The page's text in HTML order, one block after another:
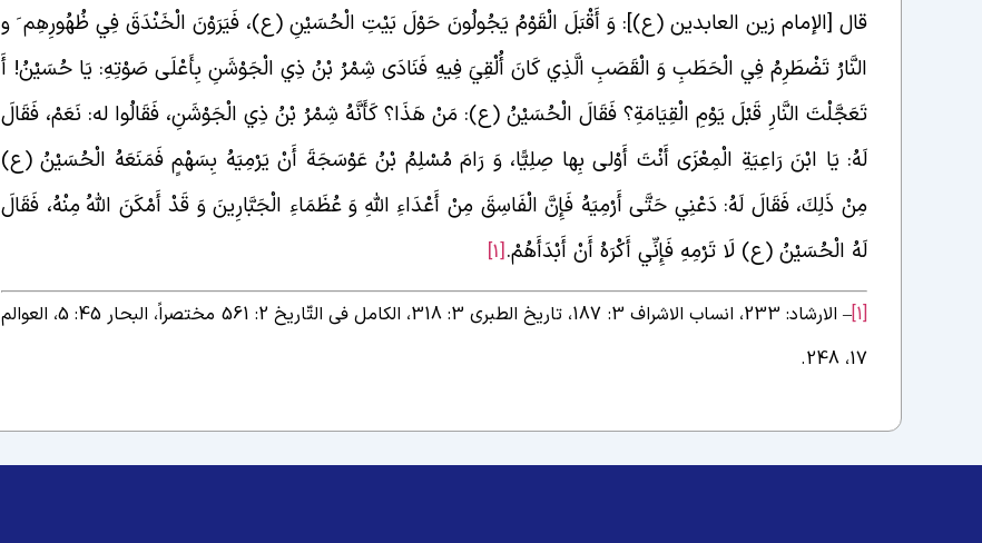
قال [الإمام زین العابدین (ع)]: وَ أَقْبَلَ الْقَوْمُ يَجُولُونَ حَوْلَ بَيْتِ الْحُسَيْنِ (ع)، فَيَرَوْنَ الْخَنْدَقَ فِي ظُهُورِهِم‏ َ و
النَّارُ تَضْطَرِمُ فِي الْحَطَبِ وَ الْقَصَبِ الَّذِي كَانَ أُلْقِيَ فِيهِ فَنَادَى شِمْرُ بْنُ ذِي الْجَوْشَنِ بِأَعْلَى صَوْتِهِ: يَا حُسَيْنُ! أَ
تَعَجَّلْتَ النَّارِ قَبْلَ يَوْمِ الْقِيَامَةِ؟ فَقَالَ الْحُسَيْنُ (ع): مَنْ هَذَا؟ كَأَنَّهُ شِمْرُ بْنُ ذِي الْجَوْشَنِ، فَقَالُوا له: نَعَمْ، فَقَالَ
لَهُ: يَا ابْنَ رَاعِيَةِ الْمِعْزَى أَنْتَ أَوْلى‏ بِها صِلِيًّا، وَ رَامَ مُسْلِمُ بْنُ عَوْسَجَةَ أَنْ يَرْمِيَهُ بِسَهْمٍ فَمَنَعَهُ الْحُسَيْنُ (ع)
مِنْ ذَلِكَ، فَقَالَ لَهُ: دَعْنِي حَتَّى أَرْمِيَهُ فَإِنَّ الْفَاسِقَ مِنْ أَعْدَاءِ اللَّهِ وَ عُظَمَاءِ الْجَبَّارِينَ وَ قَدْ أَمْكَنَ اللَّهُ مِنْهُ، فَقَالَ
لَهُ الْحُسَيْنُ (ع) لَا تَرْمِهِ فَإِنِّي أَكْرَهُ أَنْ أَبْدَأَهُمْ.[1]
[1]
– الارشاد: 233، انساب الاشراف 3: 187، تاریخ الطبری 3: 318، الکامل فی التّاریخ 2: 561 مختصراً، البحار 45: 5، العوالم
17، 248.